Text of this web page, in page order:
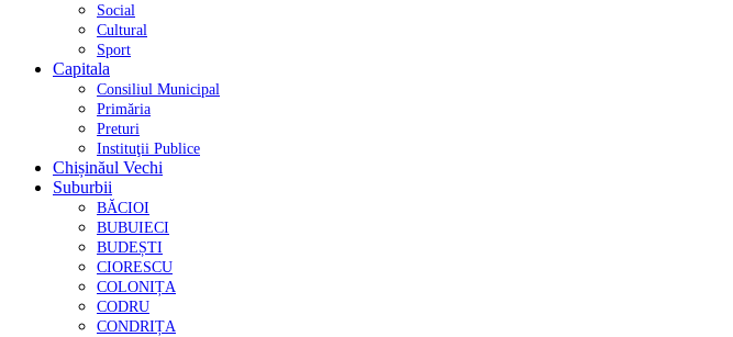
Social
Cultural
Sport
Capitala
Consiliul Municipal
Primăria
Preturi
Instituţii Publice
Chișinăul Vechi
Suburbii
BĂCIOI
BUBUIECI
BUDEȘTI
CIORESCU
COLONIȚA
CODRU
CONDRIȚA